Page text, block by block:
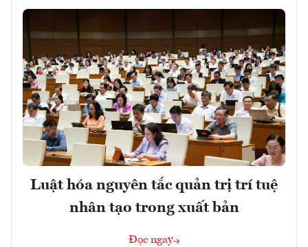
Luật hóa nguyên tắc quản trị trí tuệ
nhân tạo trong xuất bản
Đọc ngay